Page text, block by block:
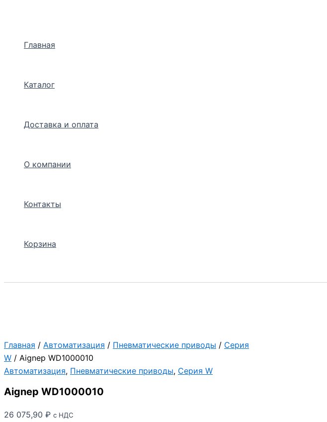
Главная
Каталог
Доставка и оплата
О компании
Контакты
Корзина
Главная / Автоматизация / Пневматические приводы / Серия
W / Aignep WD1000010
Автоматизация, Пневматические приводы, Серия W
Aignep WD1000010
26 075,90 ₽ с НДС